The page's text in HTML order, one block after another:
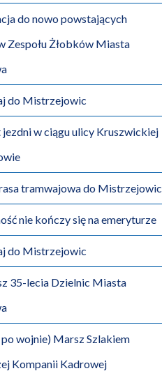
do nowo powstających
Zespołu Żłobków Miasta
do Mistrzejowic
jezdni w ciągu ulicy Kruszwickiej
tramwajowa do Mistrzejowic
nie kończy się na emeryturze
do Mistrzejowic
35-lecia Dzielnic Miasta
po wojnie) Marsz Szlakiem
Kompanii Kadrowej